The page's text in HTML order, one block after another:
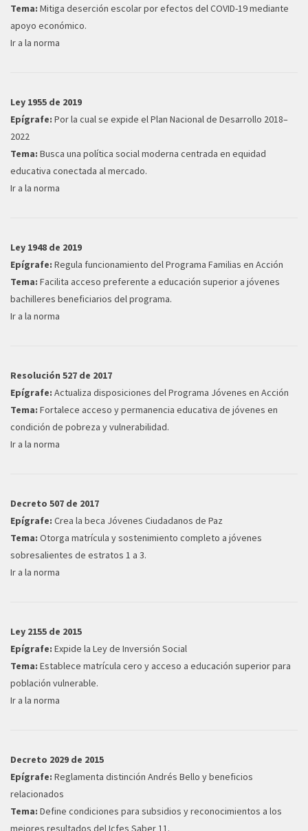
Tema: Mitiga deserción escolar por efectos del COVID-19 mediante
apoyo económico.
Ir a la norma
Ley 1955 de 2019
Epígrafe: Por la cual se expide el Plan Nacional de Desarrollo 2018–
2022
Tema: Busca una política social moderna centrada en equidad
educativa conectada al mercado.
Ir a la norma
Ley 1948 de 2019
Epígrafe: Regula funcionamiento del Programa Familias en Acción
Tema: Facilita acceso preferente a educación superior a jóvenes
bachilleres beneficiarios del programa.
Ir a la norma
Resolución 527 de 2017
Epígrafe: Actualiza disposiciones del Programa Jóvenes en Acción
Tema: Fortalece acceso y permanencia educativa de jóvenes en
condición de pobreza y vulnerabilidad.
Ir a la norma
Decreto 507 de 2017
Epígrafe: Crea la beca Jóvenes Ciudadanos de Paz
Tema: Otorga matrícula y sostenimiento completo a jóvenes
sobresalientes de estratos 1 a 3.
Ir a la norma
Ley 2155 de 2015
Epígrafe: Expide la Ley de Inversión Social
Tema: Establece matrícula cero y acceso a educación superior para
población vulnerable.
Ir a la norma
Decreto 2029 de 2015
Epígrafe: Reglamenta distinción Andrés Bello y beneficios
relacionados
Tema: Define condiciones para subsidios y reconocimientos a los
mejores resultados del Icfes Saber 11.